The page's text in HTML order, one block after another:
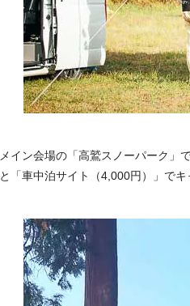
メイン会場の「高鷲スノーパーク」
と「車中泊サイト（4,000円）」でキ